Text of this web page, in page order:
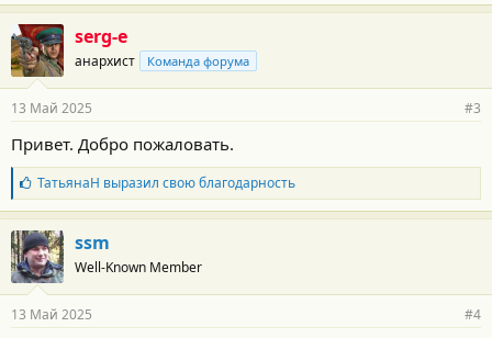
а
г
о
д
а
н
с
т
и
:
serg-e
анархист Команда форума
13 Май 2025 #3
Привет. Добро пожаловать.
Б
л
а
г
о
д
а
н
ТатьянаН выразил свою благодарность
ssm
Well-Known Member
13 Май 2025 #4